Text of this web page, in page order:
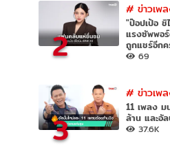
2
# ข่าวเพ
"ป๊อปเป้อ
แรงซัพพอ
ถูกแชร์อีก
69
3
# ข่าวเพ
11 เพลง
ล้าน และอั
37.6K